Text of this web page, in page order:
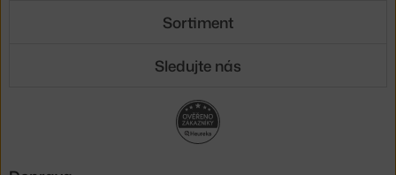
Sortiment
Sledujte nás